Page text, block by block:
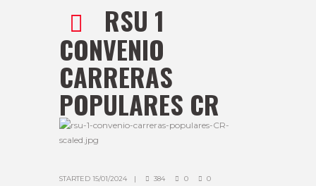
RSU 1
CONVENIO
CARRERAS
POPULARES CR
STARTED 15/01/2024 384 0 0